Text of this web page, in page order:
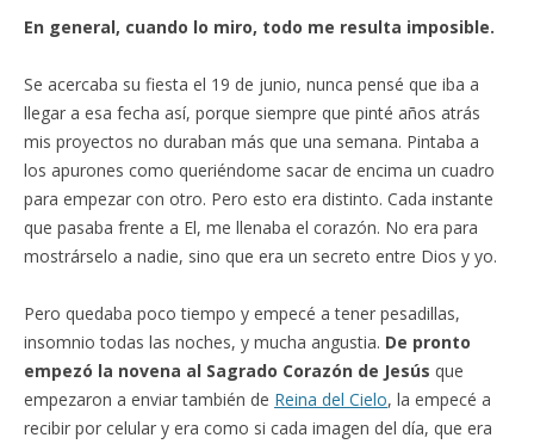
En general, cuando lo miro, todo me resulta imposible.
Se acercaba su fiesta el 19 de junio, nunca pensé que iba a
llegar a esa fecha así, porque siempre que pinté años atrás
mis proyectos no duraban más que una semana. Pintaba a
los apurones como queriéndome sacar de encima un cuadro
para empezar con otro. Pero esto era distinto. Cada instante
que pasaba frente a El, me llenaba el corazón. No era para
mostrárselo a nadie, sino que era un secreto entre Dios y yo.
Pero quedaba poco tiempo y empecé a tener pesadillas,
insomnio todas las noches, y mucha angustia. De pronto
empezó la novena al Sagrado Corazón de Jesús que
empezaron a enviar también de Reina del Cielo, la empecé a
recibir por celular y era como si cada imagen del día, que era